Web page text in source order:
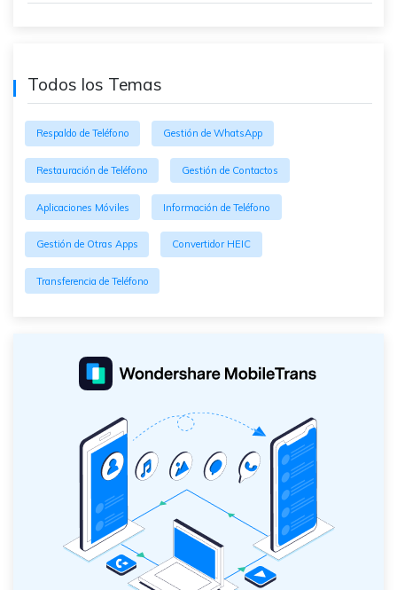
Todos los Temas
Respaldo de Teléfono Gestión de WhatsApp
Restauración de Teléfono Gestión de Contactos
Aplicaciones Móviles Información de Teléfono
Gestión de Otras Apps Convertidor HEIC
Transferencia de Teléfono